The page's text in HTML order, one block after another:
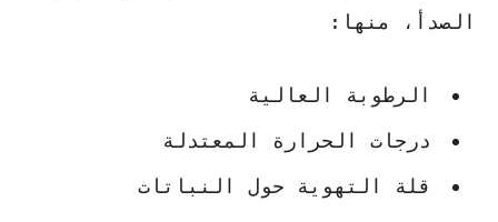
الصدأ، منها:
الرطوبة العالية
درجات الحرارة المعتدلة
قلة التهوية حول النباتات